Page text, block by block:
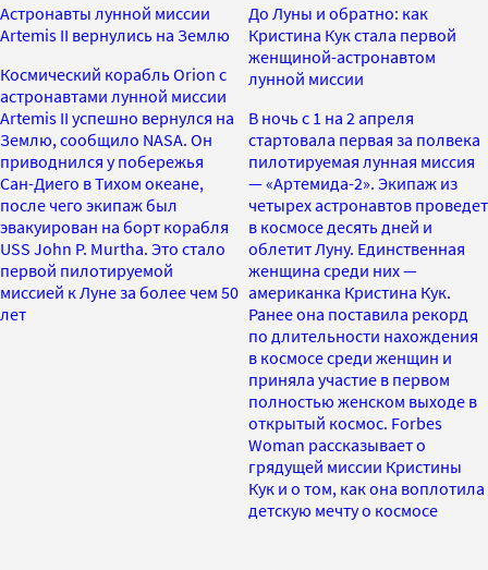
Астронавты лунной миссии
Artemis II вернулись на Землю
Космический корабль Orion с
астронавтами лунной миссии
Artemis II успешно вернулся на
Землю, сообщило NASA. Он
приводнился у побережья
Сан-Диего в Тихом океане,
после чего экипаж был
эвакуирован на борт корабля
USS John P. Murtha. Это стало
первой пилотируемой
миссией к Луне за более чем 50
лет
До Луны и обратно: как
Кристина Кук стала первой
женщиной-астронавтом
лунной миссии
В ночь с 1 на 2 апреля
стартовала первая за полвека
пилотируемая лунная миссия
— «Артемида-2». Экипаж из
четырех астронавтов проведет
в космосе десять дней и
облетит Луну. Единственная
женщина среди них —
американка Кристина Кук.
Ранее она поставила рекорд
по длительности нахождения
в космосе среди женщин и
приняла участие в первом
полностью женском выходе в
открытый космос. Forbes
Woman рассказывает о
грядущей миссии Кристины
Кук и о том, как она воплотила
детскую мечту о космосе